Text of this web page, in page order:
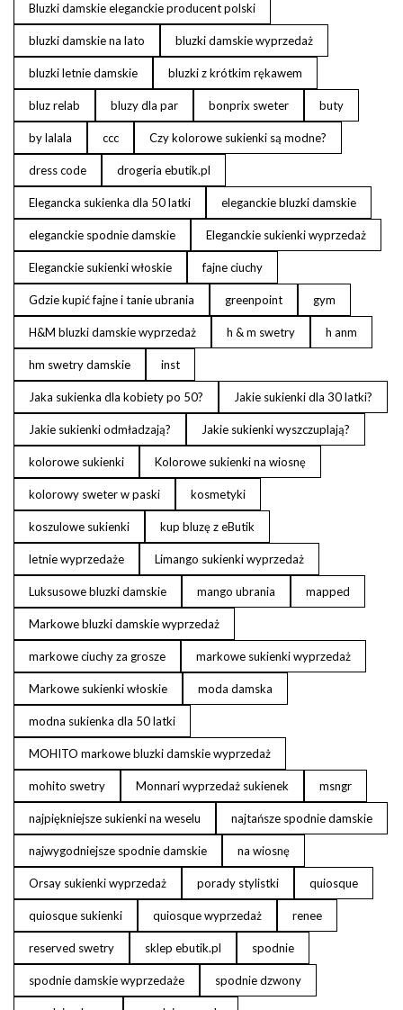
Bluzki damskie eleganckie producent polski
bluzki damskie na lato bluzki damskie wyprzedaż
bluzki letnie damskie bluzki z krótkim rękawem
bluz relab bluzy dla par bonprix sweter buty
by lalala ccc Czy kolorowe sukienki są modne?
dress code drogeria ebutik.pl
Elegancka sukienka dla 50 latki eleganckie bluzki damskie
eleganckie spodnie damskie Eleganckie sukienki wyprzedaż
Eleganckie sukienki włoskie fajne ciuchy
Gdzie kupić fajne i tanie ubrania greenpoint gym
H&M bluzki damskie wyprzedaż h & m swetry h anm
hm swetry damskie inst
Jaka sukienka dla kobiety po 50? Jakie sukienki dla 30 latki?
Jakie sukienki odmładzają? Jakie sukienki wyszczuplają?
kolorowe sukienki Kolorowe sukienki na wiosnę
kolorowy sweter w paski kosmetyki
koszulowe sukienki kup bluzę z eButik
letnie wyprzedaże Limango sukienki wyprzedaż
Luksusowe bluzki damskie mango ubrania mapped
Markowe bluzki damskie wyprzedaż
markowe ciuchy za grosze markowe sukienki wyprzedaż
Markowe sukienki włoskie moda damska
modna sukienka dla 50 latki
MOHITO markowe bluzki damskie wyprzedaż
mohito swetry Monnari wyprzedaż sukienek msngr
najpiękniejsze sukienki na weselu najtańsze spodnie damskie
najwygodniejsze spodnie damskie na wiosnę
Orsay sukienki wyprzedaż porady stylistki quiosque
quiosque sukienki quiosque wyprzedaż renee
reserved swetry sklep ebutik.pl spodnie
spodnie damskie wyprzedaże spodnie dzwony